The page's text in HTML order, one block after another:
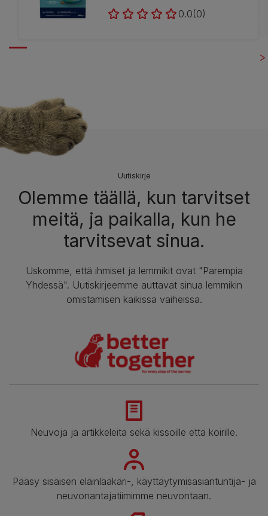
0.0(0)
Uutiskirje
Olemme täällä, kun tarvitset
meitä, ja paikalla, kun he
tarvitsevat sinua.
Uskomme, että ihmiset ja lemmikit ovat "Parempia
Yhdessä". Uutiskirjeemme auttavat sinua lemmikin
omistamisen kaikissa vaiheissa.
Neuvoja ja artikkeleita sekä kissoille että koirille.
Pääsy sisäisen eläinlääkäri-, käyttäytymisasiantuntija- ja
neuvonantajatiimimme neuvontaan.